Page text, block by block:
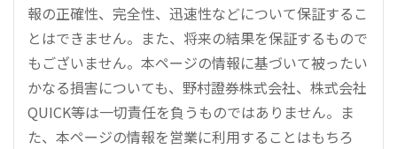
報の正確性、完全性、迅速性などについて保証するこ
とはできません。また、将来の結果を保証するもので
もございません。本ページの情報に基づいて被ったい
かなる損害についても、野村證券株式会社、株式会社
QUICK等は一切責任を負うものではありません。ま
た、本ページの情報を営業に利用することはもちろ